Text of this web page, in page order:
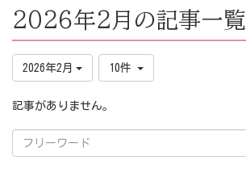
2026年2月の記事一覧
2026年2月 10件
記事がありません。